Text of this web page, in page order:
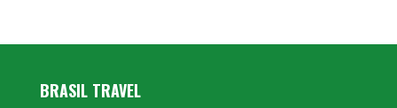
BRASIL TRAVEL